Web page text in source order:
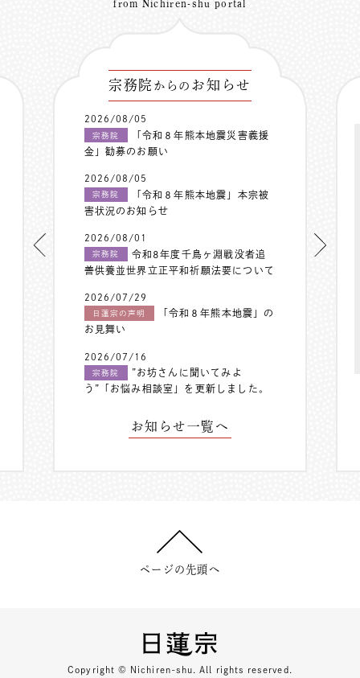
from Nichiren-shu portal
宗務院 からの お知らせ
2026/08/05
宗務院
「令和８年熊本地震災害義援
金」勧募のお願い
2026/08/05
宗務院
「令和８年熊本地震」本宗被
害状況のお知らせ
2026/08/01
宗務院
令和8年度千鳥ヶ淵戦没者追
善供養並世界立正平和祈願法要について
2026/07/29
日蓮宗の声明
「令和８年熊本地震」の
お見舞い
2026/07/16
宗務院
”お坊さんに聞いてみよ
う”「お悩み相談室」を更新しました。
お知らせ一覧へ
ページの先頭へ
Copyright © Nichiren-shu. All rights reserved.